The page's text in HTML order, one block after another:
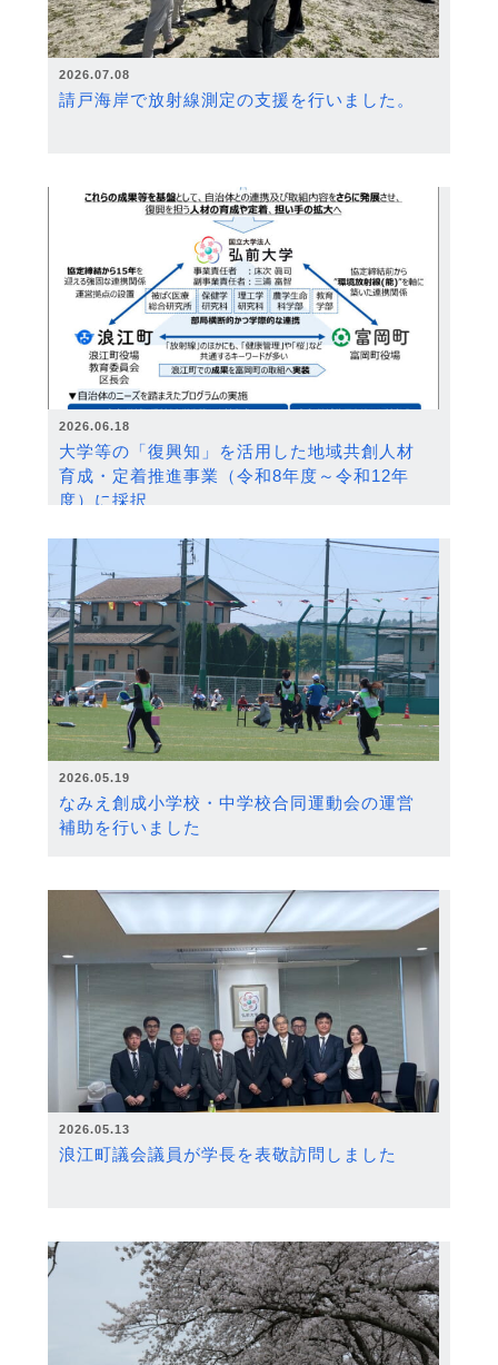
2026.07.08
請戸海岸で放射線測定の支援を行いました。
2026.06.18
大学等の「復興知」を活用した地域共創人材
育成・定着推進事業（令和8年度～令和12年
度）に採択
2026.05.19
なみえ創成小学校・中学校合同運動会の運営
補助を行いました
2026.05.13
浪江町議会議員が学長を表敬訪問しました